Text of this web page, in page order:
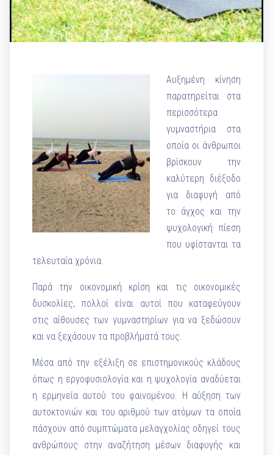
Αυξημένη κίνηση
παρατηρείται στα
περισσότερα
γυμναστήρια στα
οποία οι άνθρωποι
βρίσκουν την
καλύτερη διέξοδο
για διαφυγή από
το άγχος και την
ψυχολογική πίεση
που υφίστανται τα
τελευταία χρόνια.
Παρά την οικονομική κρίση και τις οικονομικές
δυσκολίες, πολλοί είναι αυτοί που καταφεύγουν
στις αίθουσες των γυμναστηρίων για να ξεδώσουν
και να ξεχάσουν τα προβλήματά τους.
Μέσα από την εξέλιξη σε επιστημονικούς κλάδους
όπως η εργοφυσιολογία και η ψυχολογία αναδύεται
η ερμηνεία αυτού του φαινομένου. Η αύξηση των
αυτοκτονιών και του αριθμού των ατόμων τα οποία
πάσχουν από συμπτώματα μελαγχολίας οδηγεί τους
ανθρώπους στην αναζήτηση μέσων διαφυγής και